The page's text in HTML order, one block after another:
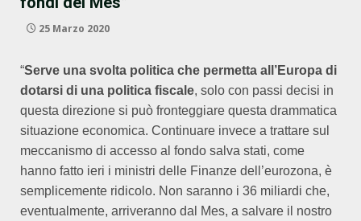
25 Marzo 2020
“Serve una svolta politica che permetta all’Europa di
dotarsi di una politica fiscale, solo con passi decisi in
questa direzione si può fronteggiare questa drammatica
situazione economica. Continuare invece a trattare sul
meccanismo di accesso al fondo salva stati, come
hanno fatto ieri i ministri delle Finanze dell’eurozona, è
semplicemente ridicolo. Non saranno i 36 miliardi che,
eventualmente, arriveranno dal Mes, a salvare il nostro